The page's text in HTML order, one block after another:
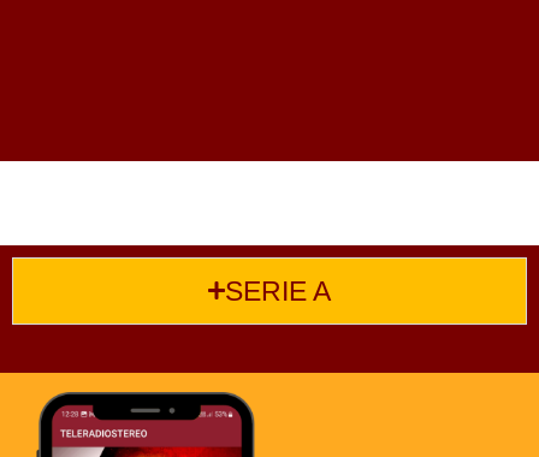
SERIE A